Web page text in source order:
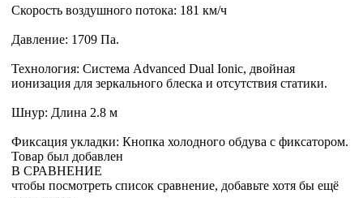
Скорость воздушного потока: 181 км/ч
Давление: 1709 Па.
Технология: Система Advanced Dual Ionic, двойная
ионизация для зеркального блеска и отсутствия статики.
Шнур: Длина 2.8 м
Фиксация укладки: Кнопка холодного обдува с фиксатором.
Товар был добавлен
В СРАВНЕНИЕ
чтобы посмотреть список сравнение, добавьте хотя бы ещё